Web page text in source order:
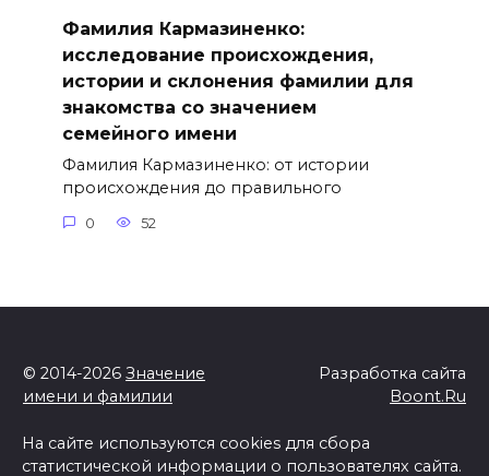
Фамилия Кармазиненко:
исследование происхождения,
истории и склонения фамилии для
знакомства со значением
семейного имени
Фамилия Кармазиненко: от истории
происхождения до правильного
0 52
© 2014-2026 Значение
имени и фамилии
Разработка сайта
Boont.Ru
На сайте используются cookies для сбора
статистической информации о пользователях сайта.